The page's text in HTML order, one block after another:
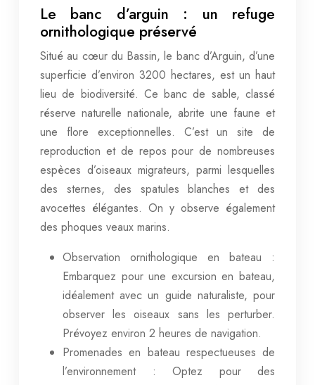
Le banc d’arguin : un refuge
ornithologique préservé
Situé au cœur du Bassin, le banc d’Arguin, d’une
superficie d’environ 3200 hectares, est un haut
lieu de biodiversité. Ce banc de sable, classé
réserve naturelle nationale, abrite une faune et
une flore exceptionnelles. C’est un site de
reproduction et de repos pour de nombreuses
espèces d’oiseaux migrateurs, parmi lesquelles
des sternes, des spatules blanches et des
avocettes élégantes. On y observe également
des phoques veaux marins.
Observation ornithologique en bateau :
Embarquez pour une excursion en bateau,
idéalement avec un guide naturaliste, pour
observer les oiseaux sans les perturber.
Prévoyez environ 2 heures de navigation.
Promenades en bateau respectueuses de
l’environnement : Optez pour des